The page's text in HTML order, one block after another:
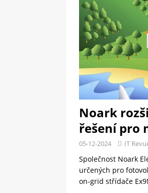
Noark
řešení pro
05-12-2024 IT
Společnost Noark
určených pro
on-grid střídače